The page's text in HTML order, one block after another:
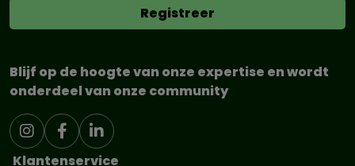
Blijf op de hoogte van onze expertise en wordt
onderdeel van onze community
Klantenservice